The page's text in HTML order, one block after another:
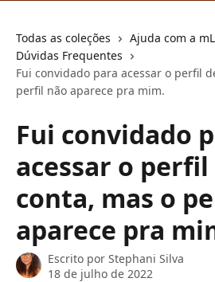
Todas as coleções
Ajuda com a
Dúvidas Frequentes
Fui convidado para acessar o perfil
perfil não aparece pra mim.
Fui convidado
acessar o perfil
conta, mas o
aparece pra
Escrito por Stephani Silva
18 de julho de 2022